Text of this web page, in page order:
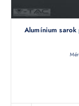
Alumínium